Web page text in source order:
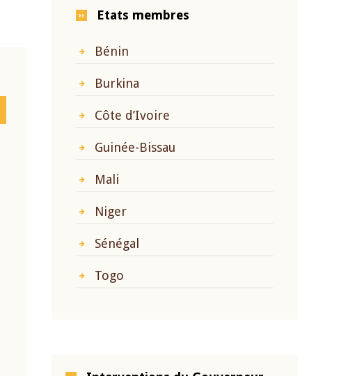
Etats membres
Bénin
Burkina
Côte d’Ivoire
Guinée-Bissau
Mali
Niger
Sénégal
Togo